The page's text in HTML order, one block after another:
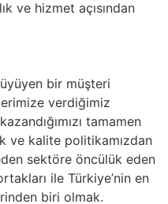
ve hizmet açısından
bir müşteri
verdiğimiz
tamamen
ve kalite politikamızdan
sektöre öncülük eden
ile Türkiye’nin en
biri olmak.